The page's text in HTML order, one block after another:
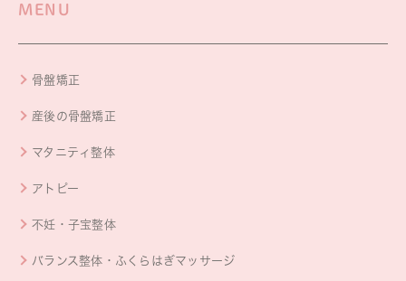
MENU
骨盤矯正
産後の骨盤矯正
マタニティ整体
アトピー
不妊・子宝整体
バランス整体・ふくらはぎマッサージ